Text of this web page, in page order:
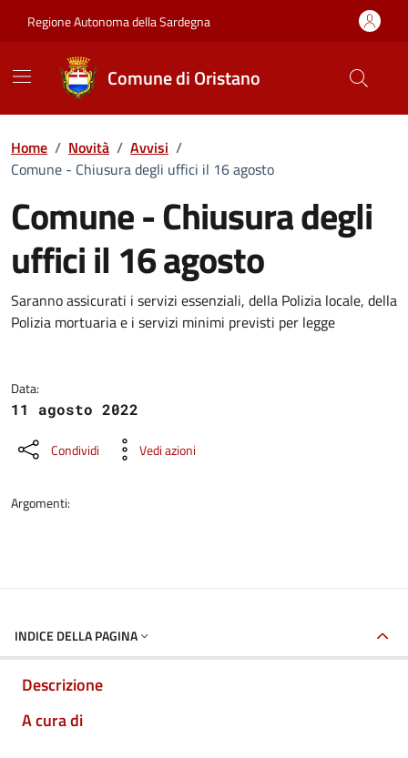
Regione Autonoma della Sardegna
Comune di Oristano
Home / Novità / Avvisi /
Comune - Chiusura degli uffici il 16 agosto
Comune - Chiusura degli
uffici il 16 agosto
Dettagli della notizia
Saranno assicurati i servizi essenziali, della Polizia locale, della
Polizia mortuaria e i servizi minimi previsti per legge
Data:
11 agosto 2022
Condividi Vedi azioni
Argomenti:
INDICE DELLA PAGINA
Descrizione
A cura di